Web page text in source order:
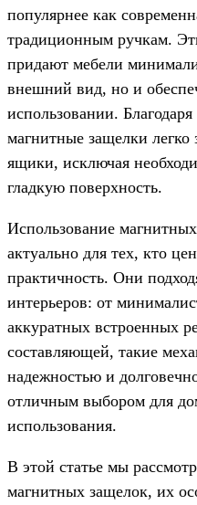
популярнее как
традиционным ручкам.
придают мебели
внешний вид, но и
использовании.
магнитные защелки
ящики, исключая
гладкую поверхность.
Использование
актуально для тех, кто
практичность. Они
интерьеров: от
аккуратных встроенных
составляющей, такие
надежностью и
отличным выбором для
использования.
В этой статье мы
магнитных защелок, их